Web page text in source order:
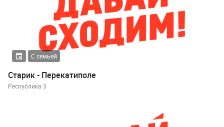
С семьей
Старик - Перекатиполе
Республика 3